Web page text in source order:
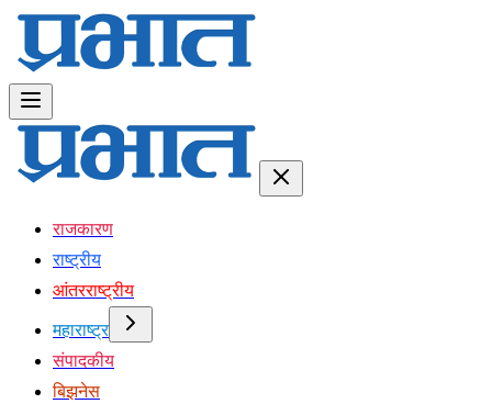
राजकारण
राष्ट्रीय
आंतरराष्ट्रीय
महाराष्ट्र
संपादकीय
बिझनेस